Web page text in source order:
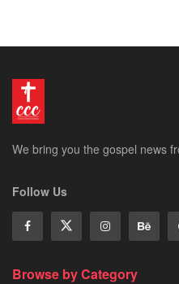
We bring you the gospel news
Follow Us
Browse by Category